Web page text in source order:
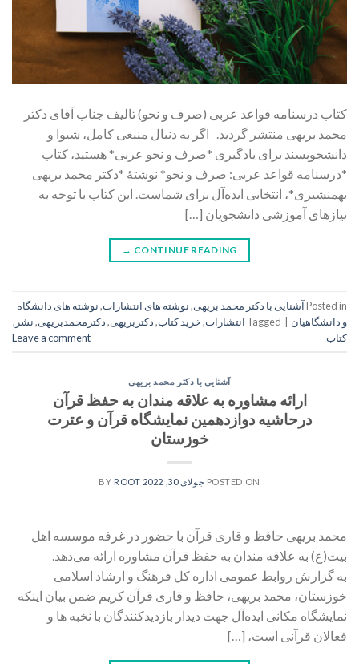
کتاب درسنامه قواعد عربی (صرف و نحو) تالیف جناب آقای دکتر
محمد بریهی منتشر گردید. اگر به دنبال منبعی کامل، شیوا و
دانشجوپسند برای یادگیری *صرف و نحو عربی* هستید، کتاب
*درسنامه قواعد عربی: صرف و نحو* نوشتۀ *دکتر محمد بریهی
بهمنشیری*، انتخابی ایده‌آل برای شماست. این کتاب با توجه به
نیازهای آموزشی دانشجویان […]
CONTINUE READING
→
Posted inآشنایی با دکتر محمد بریهی,نوشته های انتشارات,نوشته های دانشگاه
و دانشگاهیان |
Tagged انتشارات,خرید کتاب,دکتربریهی,دکترمحمدبریهی,نشر ,
کتاب
Leave a comment
آشنایی با دکتر محمد بریهی
ارائه مشاوره به علاقه مندان به حفظ قرآن
درحاشیه دوازدهمین نمایشگاه قرآن و عترت
خوزستان
POSTED ON جولای 30, 2022 ROOT
محمد بریهی حافظ و قاری قرآن با حضور در غرفه موسسه اهل
بیت(ع) به علاقه مندان به حفظ قرآن مشاوره ارائه می‌دهد.
به گزارش روابط عمومی اداره کل فرهنگ و ارشاد اسلامی
خوزستان، محمد بریهی، حافظ و قاری قرآن کریم ضمن بیان اینکه
نمایشگاه مکانی ایده‌آل جهت دیدار بازدیدکنندگان با نخبه ها و
فعالان قرآنی است، […]